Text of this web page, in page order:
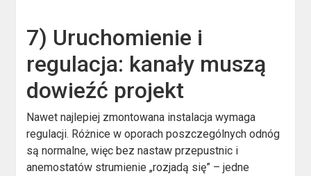
7) Uruchomienie i
regulacja: kanały muszą
dowieźć projekt
Nawet najlepiej zmontowana instalacja wymaga
regulacji. Różnice w oporach poszczególnych odnóg
są normalne, więc bez nastaw przepustnic i
anemostatów strumienie „rozjadą się” – jedne